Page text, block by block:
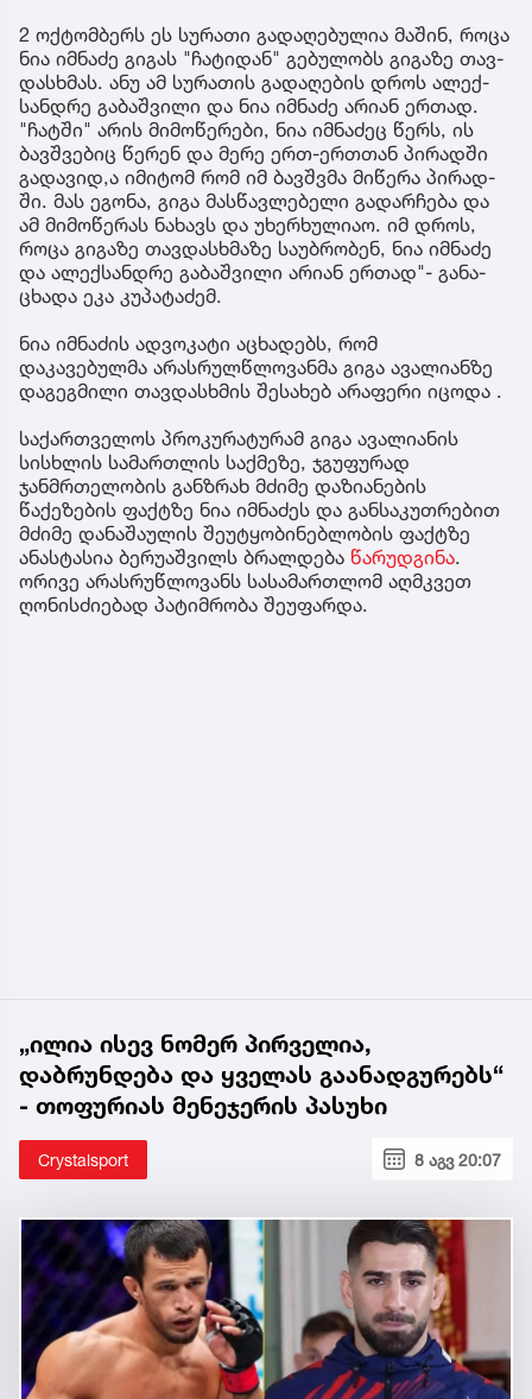
2 ოქ­ტომ­ბერს ეს სუ­რა­თი გა­და­ღე­ბუ­ლია მა­შინ, როცა
ნია იმ­ნა­ძე გი­გას "ჩა­ტი­დან" გე­ბუ­ლობს გი­გა­ზე თავ­
დას­ხმას. ანუ ამ სუ­რა­თის გა­და­ღე­ბის დროს ალექ­
სან­დრე გა­ბაშ­ვი­ლი და ნია იმ­ნა­ძე არი­ან ერ­თად.
"ჩატ­ში" არის მი­მო­წე­რე­ბი, ნია იმ­ნა­ძეც წერს, ის
ბავ­შვე­ბიც წე­რენ და მერე ერთ-ერ­თთან პი­რად­ში
გა­და­ვი­დ,ა იმი­ტომ რომ იმ ბავ­შვმა მი­წე­რა პი­რად­
ში. მას ეგო­ნა, გიგა მას­წავ­ლე­ბე­ლი გა­დარ­ჩე­ბა და
ამ მი­მო­წე­რას ნა­ხავს და უხერ­ხუ­ლი­აო. იმ დროს,
როცა გი­გა­ზე თავ­დას­ხმა­ზე სა­უბ­რო­ბენ, ნია იმ­ნა­ძე
და ალექ­სან­დრე გა­ბაშ­ვი­ლი არი­ან ერ­თად"- გა­ნა­
ცხა­და ეკა კუ­პა­ტა­ძემ.
ნია იმნაძის ადვოკატი აცხადებს, რომ
დაკავებულმა არასრულწლოვანმა გიგა ავალიანზე
დაგეგმილი თავდასხმის შესახებ არაფერი იცოდა .
საქართველოს პროკურატურამ გიგა ავალიანის
სისხლის სამართლის საქმეზე, ჯგუფურად
ჯანმრთელობის განზრახ მძიმე დაზიანების
წაქეზების ფაქტზე ნია იმნაძეს და განსაკუთრებით
მძიმე დანაშაულის შეუტყობინებლობის ფაქტზე
ანასტასია ბერუაშვილს ბრალდება წარუდგინა.
ორივე არასრუწლოვანს სასამართლომ აღმკვეთ
ღონისძიებად პატიმრობა შეუფარდა.
„ილია ისევ ნომერ პირველია,
დაბრუნდება და ყველას გაანადგურებს“
- თოფურიას მენეჯერის პასუხი
Crystalsport 8 აგვ 20:07